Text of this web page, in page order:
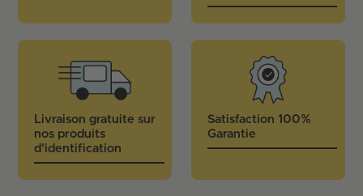
Livraison gratuite sur
nos produits
d'identification
Satisfaction 100%
Garantie